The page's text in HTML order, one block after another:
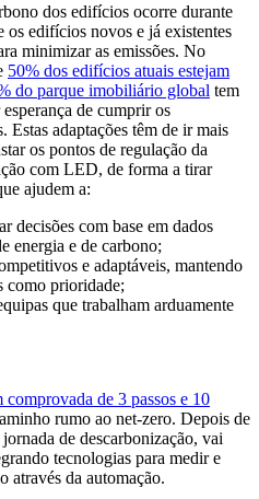
dos edifícios ocorre durante
os edifícios novos e já existentes
minimizar as emissões. No
50% dos edifícios atuais estejam
do parque imobiliário global tem
de cumprir os
adaptações têm de ir mais
os pontos de regulação da
com LED, de forma a tirar
ajudem a:
decisões com base em dados
energia e de carbono;
e adaptáveis, mantendo
como prioridade;
que trabalham arduamente
comprovada de 3 passos e 10
rumo ao net-zero. Depois de
de descarbonização, vai
tecnologias para medir e
através da automação.